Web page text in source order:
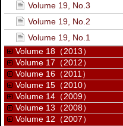
Volume 19, No.3
Volume 19, No.2
Volume 19, No.1
Volume 18（2013）
Volume 17（2012）
Volume 16（2011）
Volume 15（2010）
Volume 14（2009）
Volume 13（2008）
Volume 12（2007）